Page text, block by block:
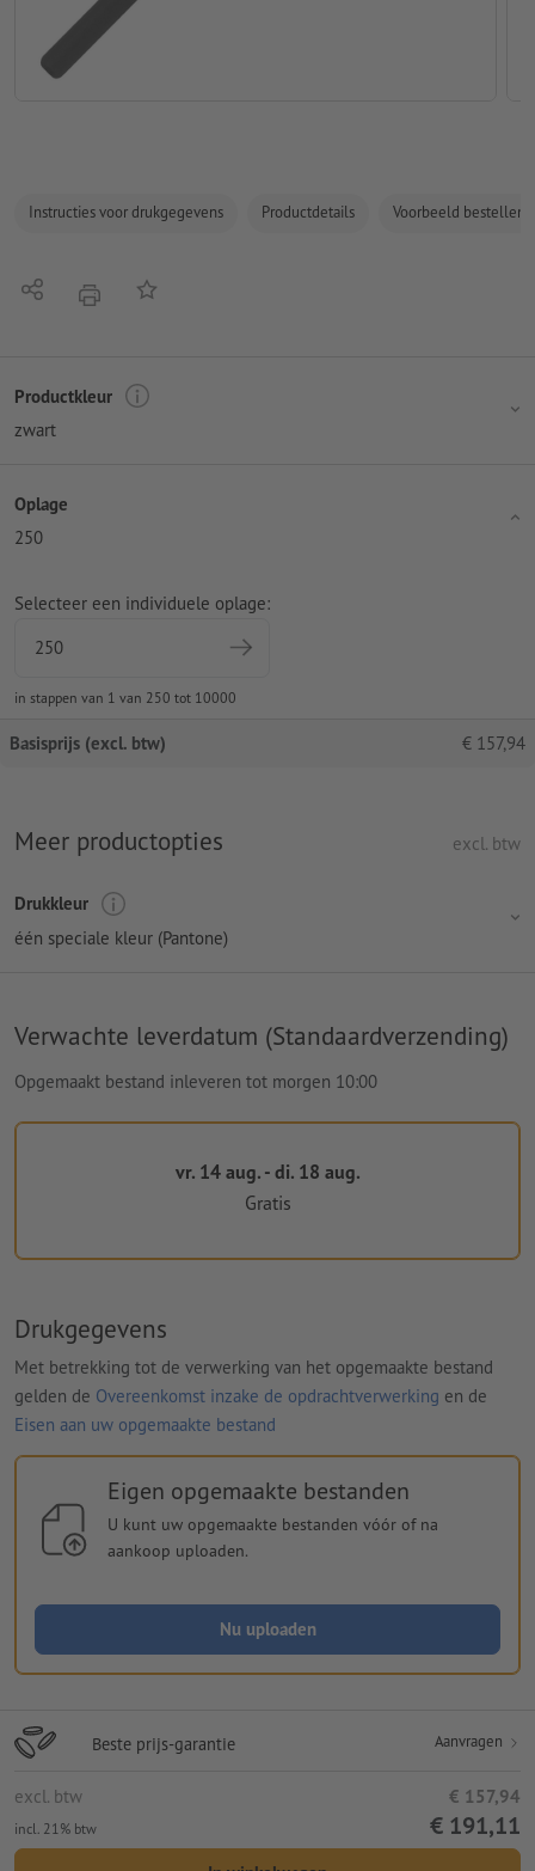
Instructies voor drukgegevens Productdetails Voorbeeld bestellen
Delen afdrukkenOp de lijst
Productkleur
zwart
Oplage
250
Selecteer een individuele oplage:
in stappen van 1 van 250 tot 10000
Basisprijs (excl. btw) € 157,94
Meer productopties excl. btw
Drukkleur
één speciale kleur (Pantone)
Verwachte leverdatum (Standaardverzending)
Opgemaakt bestand inleveren tot morgen 10:00
vr. 14 aug. - di. 18 aug.
Gratis
Drukgegevens
Met betrekking tot de verwerking van het opgemaakte bestand
gelden de Overeenkomst inzake de opdrachtverwerking en de
Eisen aan uw opgemaakte bestand
Eigen opgemaakte bestanden
U kunt uw opgemaakte bestanden vóór of na
aankoop uploaden.
Nu uploaden
Beste prijs-garantie Aanvragen
excl. btw € 157,94
incl. 21% btw € 191,11